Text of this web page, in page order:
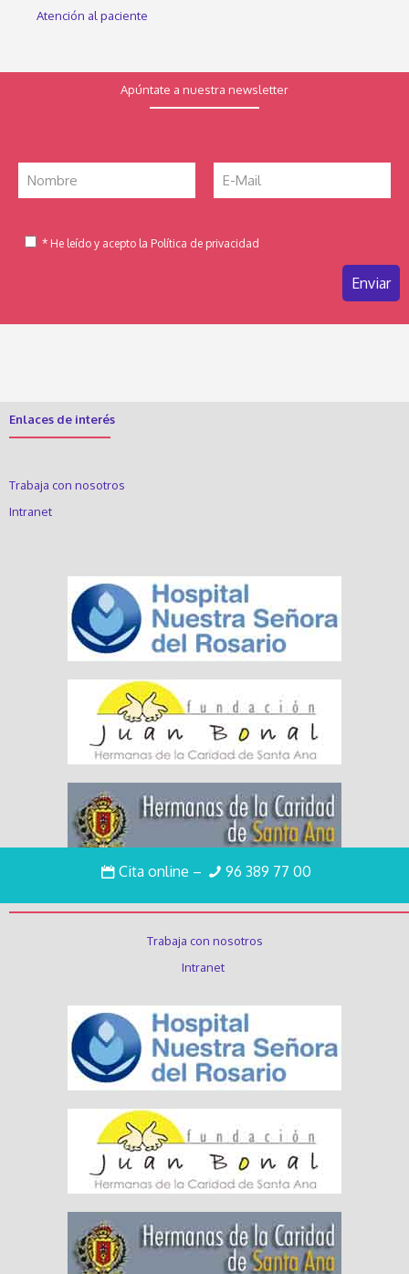
Cita online – 96 389 77 00
Atención al paciente
Apúntate a nuestra newsletter
* He leído y acepto la Política de privacidad
Enlaces de interés
Trabaja con nosotros
Intranet
Trabaja con nosotros
Intranet